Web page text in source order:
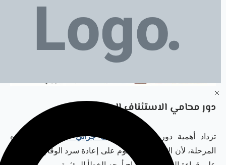
دور محامي الاستئناف الجزائي في دبي
تزداد أهمية دور محامي استئناف جزائي في دبي
في هذه
المرحلة، لأن الاستئناف لا يقوم على إعادة سرد الوقائع فقط، بل